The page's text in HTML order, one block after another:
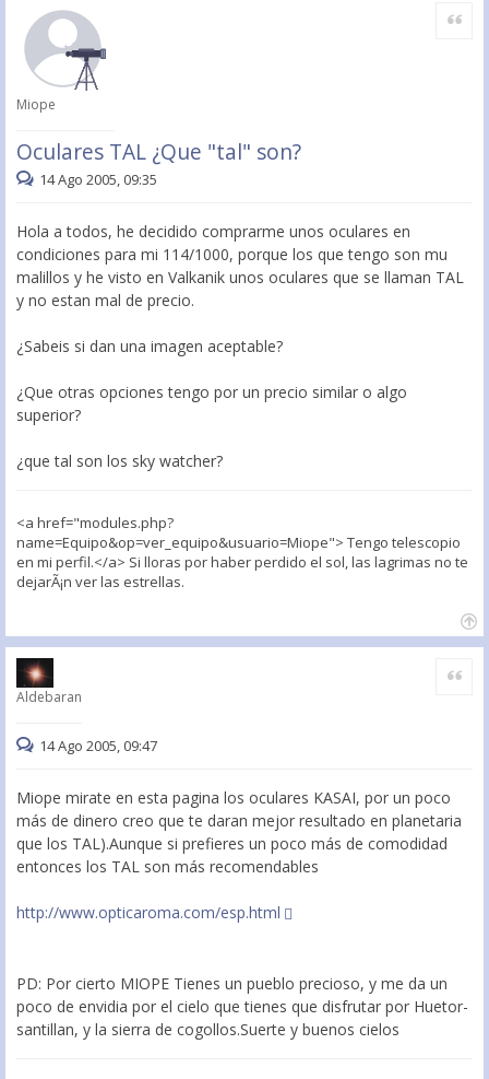
Miope
Oculares TAL ¿Que "tal" son?
Citar
14 Ago 2005, 09:35
Hola a todos, he decidido comprarme unos oculares en
condiciones para mi 114/1000, porque los que tengo son mu
malillos y he visto en Valkanik unos oculares que se llaman TAL
y no estan mal de precio.
¿Sabeis si dan una imagen aceptable?
¿Que otras opciones tengo por un precio similar o algo
superior?
¿que tal son los sky watcher?
<a href="modules.php?
name=Equipo&op=ver_equipo&usuario=Miope"> Tengo telescopio
en mi perfil.</a> Si lloras por haber perdido el sol, las lagrimas no te
dejarÃ¡n ver las estrellas.
Aldebaran
Citar
14 Ago 2005, 09:47
Miope mirate en esta pagina los oculares KASAI, por un poco
más de dinero creo que te daran mejor resultado en planetaria
que los TAL).Aunque si prefieres un poco más de comodidad
entonces los TAL son más recomendables
http://www.opticaroma.com/esp.html
PD: Por cierto MIOPE Tienes un pueblo precioso, y me da un
poco de envidia por el cielo que tienes que disfrutar por Huetor-
santillan, y la sierra de cogollos.Suerte y buenos cielos